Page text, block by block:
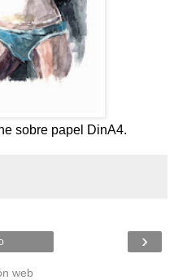
sobre papel DinA4.
›
web